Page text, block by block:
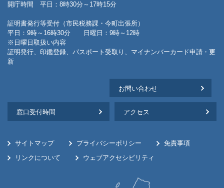
開庁時間 平日：8時30分～17時15分
証明書発行等受付（市民税務課・今町出張所）
平日：9時～16時30分 日曜日：9時～12時
※日曜日取扱い内容
証明発行、印鑑登録、パスポート受取り、マイナンバーカード申請・更
新
お問い合わせ
窓口受付時間 アクセス
サイトマップ プライバシーポリシー
免責事項
リンクについて
ウェブアクセシビリティ